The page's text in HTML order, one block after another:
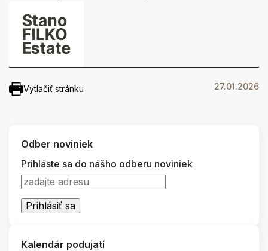
Vytlačiť stránku 27.01.2026
Odber noviniek
Prihláste sa do nášho odberu noviniek
Kalendár podujatí